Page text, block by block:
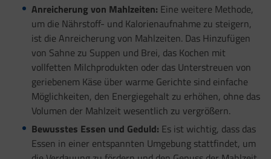
Anreicherung von Mahlzeiten: Eine weitere Methode,
um die Nährstoff- und Kalorienaufnahme zu steigern,
ist die Anreicherung von Mahlzeiten. Das Hinzufügen
von Sahne zu Suppen und Brei, das Kochen mit
vollfetten Milchprodukten oder das Unterstreuen von
geriebenem Käse über warme Gerichte sind einfache
Möglichkeiten, den Energiegehalt zu erhöhen, ohne das
Volumen der Mahlzeit wesentlich zu vergrößern.
Bewusstes Essen und Geduld: Es ist wichtig, dass das
Essen in einer entspannten Umgebung stattfindet, um